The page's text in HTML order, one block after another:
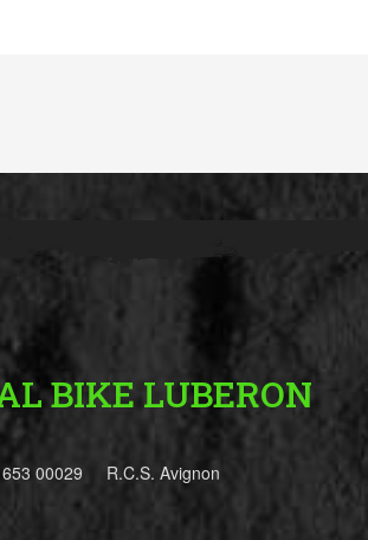
BIKE LUBERON
653 00029 R.C.S. Avignon